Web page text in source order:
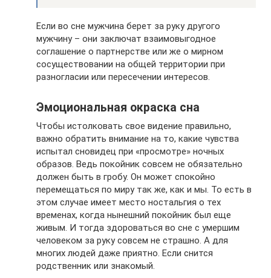
Если во сне мужчина берет за руку другого
мужчину – они заключат взаимовыгодное
соглашение о партнерстве или же о мирном
сосуществовании на общей территории при
разногласии или пересечении интересов.
Эмоциональная окраска сна
Чтобы истолковать свое видение правильно,
важно обратить внимание на то, какие чувства
испытал сновидец при «просмотре» ночных
образов. Ведь покойник совсем не обязательно
должен быть в гробу. Он может спокойно
перемещаться по миру так же, как и мы. То есть в
этом случае имеет место ностальгия о тех
временах, когда нынешний покойник был еще
живым. И тогда здороваться во сне с умершим
человеком за руку совсем не страшно. А для
многих людей даже приятно. Если снится
родственник или знакомый.